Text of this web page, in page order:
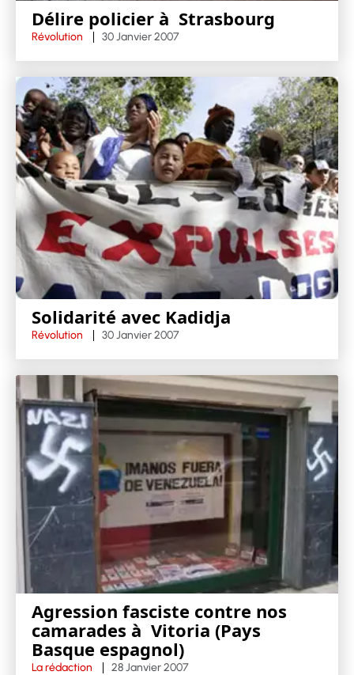
Délire policier à Strasbourg
Révolution 30 Janvier 2007
Solidarité avec Kadidja
Révolution 30 Janvier 2007
Agression fasciste contre nos
camarades à Vitoria (Pays
Basque espagnol)
La rédaction 28 Janvier 2007